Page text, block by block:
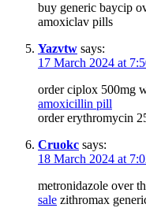
buy generic baycip
amoxiclav pills
Yazvtw says:
17 March 2024 at
order ciplox 500mg
amoxicillin pill
order erythromycin
Cruokc says:
18 March 2024 at
metronidazole over
sale zithromax